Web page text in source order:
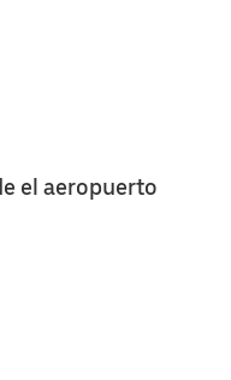
el aeropuerto